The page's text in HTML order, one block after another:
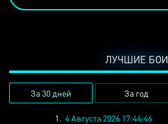
ЛУЧШИЕ БОИ
За 30 дней За год
1. 4 Августа 2026 17:44:46